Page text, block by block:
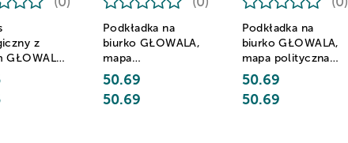
z
GŁOWALA,
w
z aplikacją
Podkładka na
biurko GŁOWALA,
mapa
administracyjna
Polski, 58x38cm
50.69
50.69
Podkładka na
biurko GŁOWALA,
mapa polityczna
Świata, 58x38cm
50.69
50.69